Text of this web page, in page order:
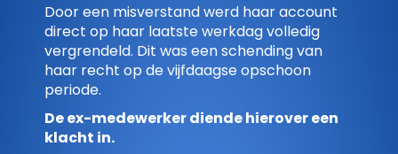
Door een misverstand werd haar account
direct op haar laatste werkdag volledig
vergrendeld. Dit was een schending van
haar recht op de vijfdaagse opschoon
periode.
De ex-medewerker diende hierover een
klacht in.